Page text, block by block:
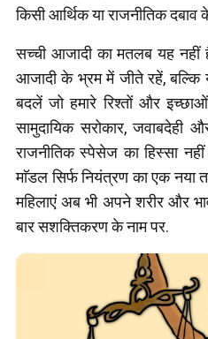
किसी आर्थिक या राजनीतिक
सच्ची आजादी का मतलब यह नहीं
आजादी के भ्रम में जीते रहें,
बदलें जो हमारे रिश्तों और
सामुदायिक सरोकार, जवाबदेही
राजनीतिक स्पेसेज का हिस्सा
माॅडल सिर्फ नियंत्रण का एक नया
महिलाएं अब भी अपने शरीर और
बार सशक्तिकरण के नाम पर.